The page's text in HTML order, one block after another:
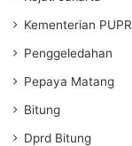
Kementerian PUPR
Penggeledahan
Pepaya Matang
Bitung
Dprd Bitung